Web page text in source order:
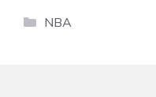
Categorie
NBA